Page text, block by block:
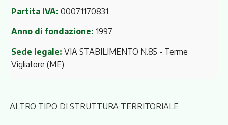
Partita IVA: 00071170831
Anno di fondazione: 1997
Sede legale: VIA STABILIMENTO N.85 - Terme
Vigliatore (ME)
ALTRO TIPO DI STRUTTURA TERRITORIALE